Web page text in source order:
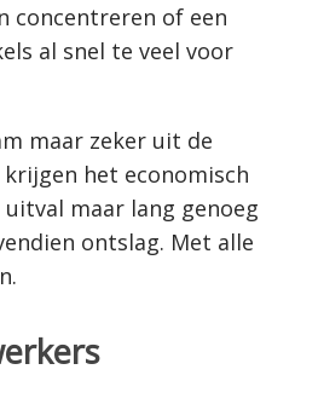
concentreren of een
al snel te veel voor
maar zeker uit de
het economisch
uitval maar lang genoeg
ontslag. Met alle